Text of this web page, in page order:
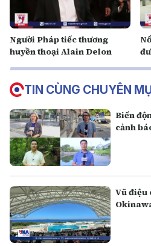
Người Pháp tiếc thương
huyền thoại Alain Delon
TIN CÙNG CHUYÊN
Biến
cảnh
Vũ điệu